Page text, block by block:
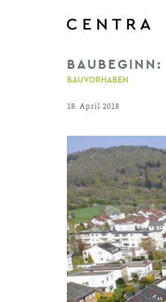
BAUVORHABEN
18. April 2018